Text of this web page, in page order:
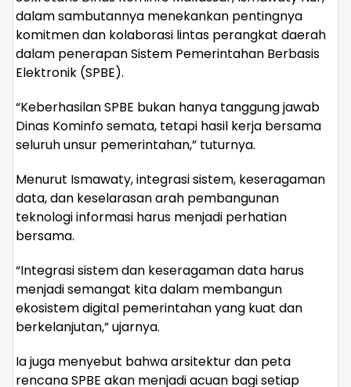
dalam sambutannya menekankan pentingnya
komitmen dan kolaborasi lintas perangkat daerah
dalam penerapan Sistem Pemerintahan Berbasis
Elektronik (SPBE).
“Keberhasilan SPBE bukan hanya tanggung jawab
Dinas Kominfo semata, tetapi hasil kerja bersama
seluruh unsur pemerintahan,” tuturnya.
Menurut Ismawaty, integrasi sistem, keseragaman
data, dan keselarasan arah pembangunan
teknologi informasi harus menjadi perhatian
bersama.
“Integrasi sistem dan keseragaman data harus
menjadi semangat kita dalam membangun
ekosistem digital pemerintahan yang kuat dan
berkelanjutan,” ujarnya.
Ia juga menyebut bahwa arsitektur dan peta
rencana SPBE akan menjadi acuan bagi setiap